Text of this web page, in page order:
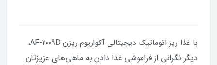
با غذا ریز اتوماتیک دیجیتالی آکواریوم ریزن AF-2009D،
دیگر نگرانی از فراموشی غذا دادن به ماهی‌های عزیزتان